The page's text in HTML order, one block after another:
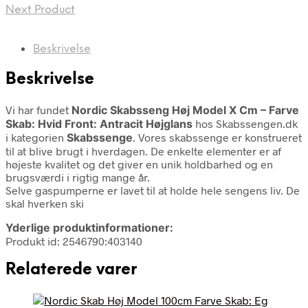
Next Product
Beskrivelse
Beskrivelse
Vi har fundet Nordic Skabsseng Høj Model X Cm – Farve
Skab: Hvid Front: Antracit Højglans hos Skabssengen.dk
i kategorien Skabssenge. Vores skabssenge er konstrueret
til at blive brugt i hverdagen. De enkelte elementer er af
højeste kvalitet og det giver en unik holdbarhed og en
brugsværdi i rigtig mange år.
Selve gaspumperne er lavet til at holde hele sengens liv. De
skal hverken ski
Yderlige produktinformationer:
Produkt id: 2546790:403140
Relaterede varer